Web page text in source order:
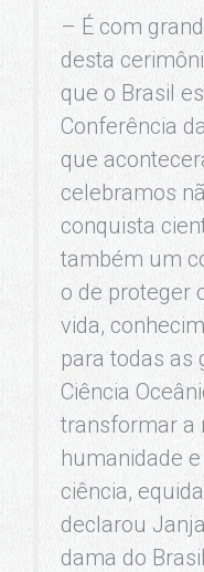
– É com
desta
que o Brasil
Conferência
que
celebramos
conquista
também um
o de proteger
vida,
para todas as
Ciência
transformar a
humanidade
ciência,
declarou
dama do